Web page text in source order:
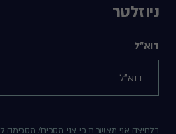
ניוזלטר
דוא"ל
בלחיצה אני מאשר.ת כי אני מסכים/ מסכימה ל